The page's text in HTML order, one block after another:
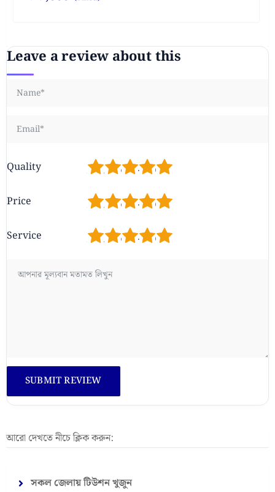
Leave a review about this
Quality 5
4
3
2
Price 5
4
3
2
Service 5
4
3
2
আরো দেখতে নীচে ক্লিক করুন:
সকল জেলায় টিউশন খুজুন